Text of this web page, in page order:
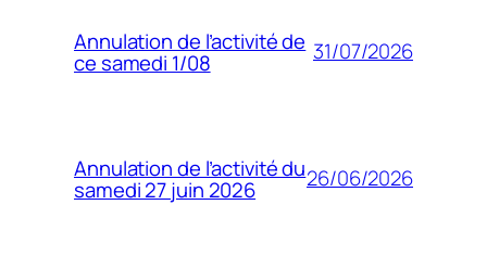
Annulation de l’activité de
ce samedi 1/08 31/07/2026
Annulation de l’activité du
samedi 27 juin 2026 26/06/2026